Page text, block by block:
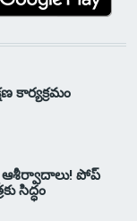
కార్యక్రమం
ఆశీర్వాదాలు! పోప్
సిద్ధం